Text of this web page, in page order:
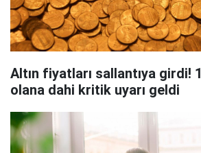
Altın fiyatları sallantıya girdi!
olana dahi kritik uyarı geldi